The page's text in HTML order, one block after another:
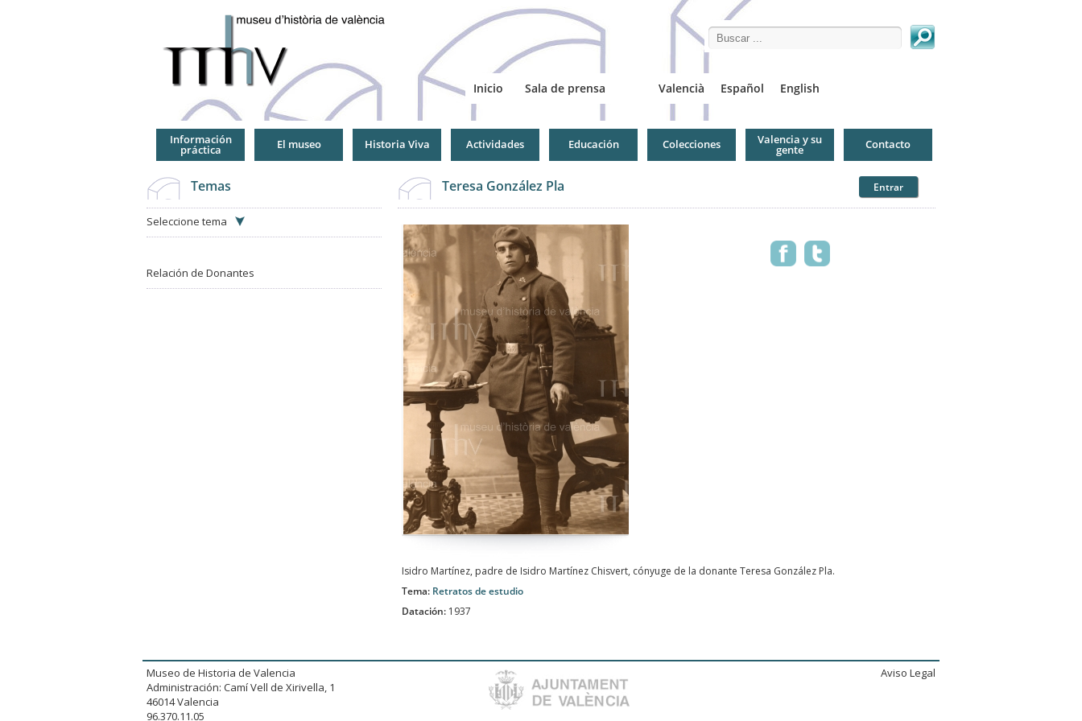
Search this site
Valencià Español English
Inicio Sala de prensa
Información
práctica El museo Historia Viva Actividades Educación Colecciones Valencia y su
gente Contacto
Temas
Seleccione tema
Relación de Donantes
Teresa González Pla Entrar
Isidro Martínez, padre de Isidro Martínez Chisvert, cónyuge de la donante Teresa González Pla.
Tema: Retratos de estudio
Datación: 1937
Museo de Historia de Valencia
Administración: Camí Vell de Xirivella, 1
46014 Valencia
96.370.11.05
Aviso Legal